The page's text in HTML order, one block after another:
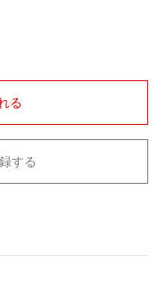
する